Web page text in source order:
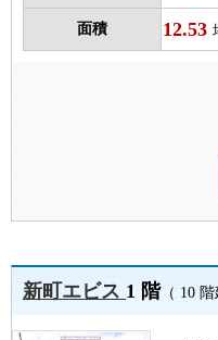
面積 12.53
新町エビス1 階（ 10